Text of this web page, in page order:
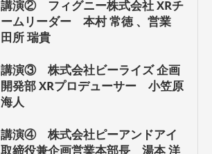
講演② フィグニー株式会社 XRチ
ームリーダー 本村 常徳 、営業
田所 瑞貴
講演③ 株式会社ビーライズ 企画
開発部 XRプロデューサー 小笠原
海人
講演④ 株式会社ピーアンドアイ
取締役兼企画営業本部長 湯本 洋